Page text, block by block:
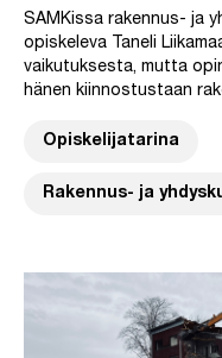
SAMKissa rakennus- ja
opiskeleva Taneli
vaikutuksesta, mutta
hänen kiinnostustaan
Opiskelijatarina
Rakennus- ja